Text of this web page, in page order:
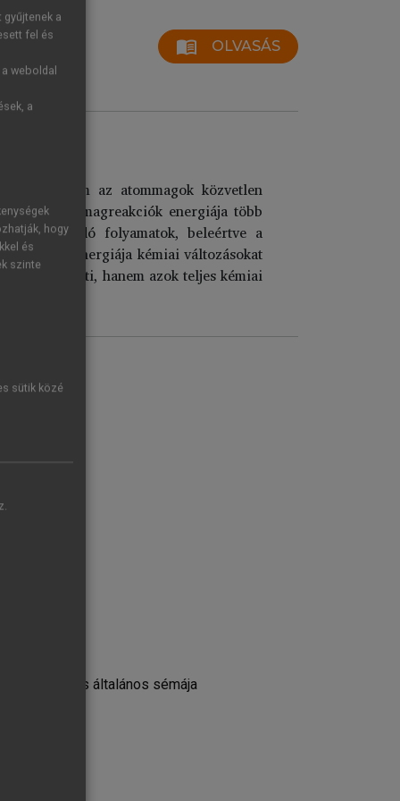
menu_book OLVASÁS
nem az atommagok közvetlen
mert a magreakciók energiája több
lejátszódó folyamatok, beleértve a
nagy energiája kémiai változásokat
jelenti, hanem azok teljes kémiai
előállítás általános sémája
a
fel és
weboldal
a
hogy
és
szinte
sütik közé